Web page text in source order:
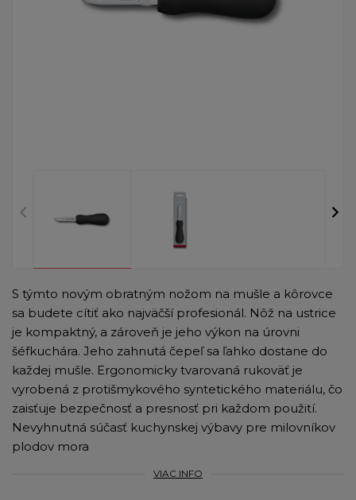
S týmto novým obratným nožom na mušle a kôrovce
sa budete cítiť ako najväčší profesionál. Nôž na ustrice
je kompaktný, a zároveň je jeho výkon na úrovni
šéfkuchára. Jeho zahnutá čepeľ sa ľahko dostane do
každej mušle. Ergonomicky tvarovaná rukoväť je
vyrobená z protišmykového syntetického materiálu, čo
zaisťuje bezpečnosť a presnosť pri každom použití.
Nevyhnutná súčasť kuchynskej výbavy pre milovníkov
plodov mora
VIAC INFO